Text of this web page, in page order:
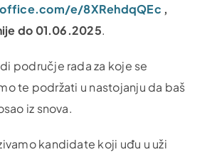
e/8XRehdqQEc ,
do 01.06.2025.
područje rada za koje se
te podržati u nastojanju da baš
iz snova.
kandidate koji uđu u uži